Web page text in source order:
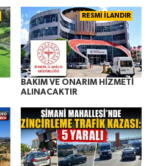
RESMİ İLANDIR
BAKIM VE ONARIM HİZMETİ
ALINACAKTIR